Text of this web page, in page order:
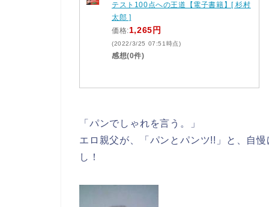
テスト100点への王道【電子書籍】[ 杉村
太郎 ]
価格:1,265円
(2022/3/25 07:51時点)
感想(0件)
「パンでしゃれを言う。」
エロ親父が、「パンとパンツ!!」と、自
し！